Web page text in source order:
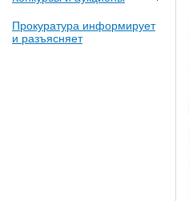
Прокуратура информирует
и разъясняет